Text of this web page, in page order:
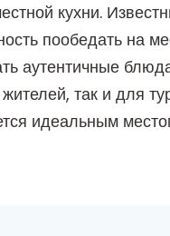
кухни.
пообедать на
аутентичные
так и для
идеальным